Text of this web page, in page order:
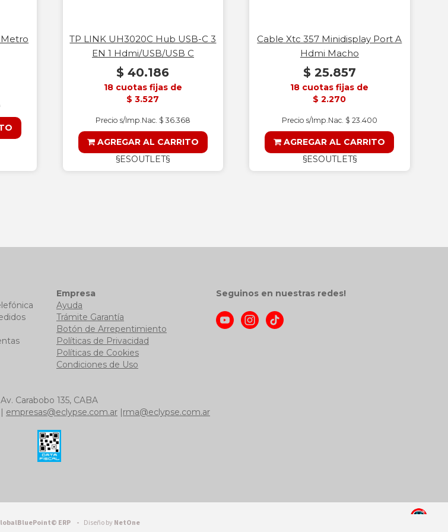
Metro
TP LINK UH3020C Hub USB-C 3
EN 1 Hdmi/USB/USB C
$ 40.186
18 cuotas fijas de
$ 3.527
Precio s/Imp.Nac. $ 36.368
AGREGAR AL CARRITO
§ESOUTLET§
Cable Xtc 357 Minidisplay Port A
Hdmi Macho
$ 25.857
18 cuotas fijas de
$ 2.270
Precio s/Imp.Nac. $ 23.400
AGREGAR AL CARRITO
§ESOUTLET§
Empresa
Ayuda
Trámite Garantía
Botón de Arrepentimiento
Políticas de Privacidad
Políticas de Cookies
Condiciones de Uso
Seguinos en nuestras redes!
Av. Carabobo 135, CABA
| empresas@eclypse.com.ar |rma@eclypse.com.ar
ERP - Diseño by NetOne